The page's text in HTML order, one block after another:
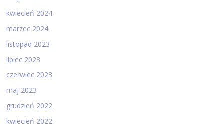
kwiecień 2024
marzec 2024
listopad 2023
lipiec 2023
czerwiec 2023
maj 2023
grudzień 2022
kwiecień 2022